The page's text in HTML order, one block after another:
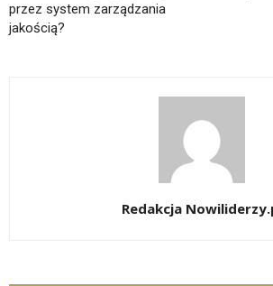
przez system zarządzania
jakością?
Redakcja